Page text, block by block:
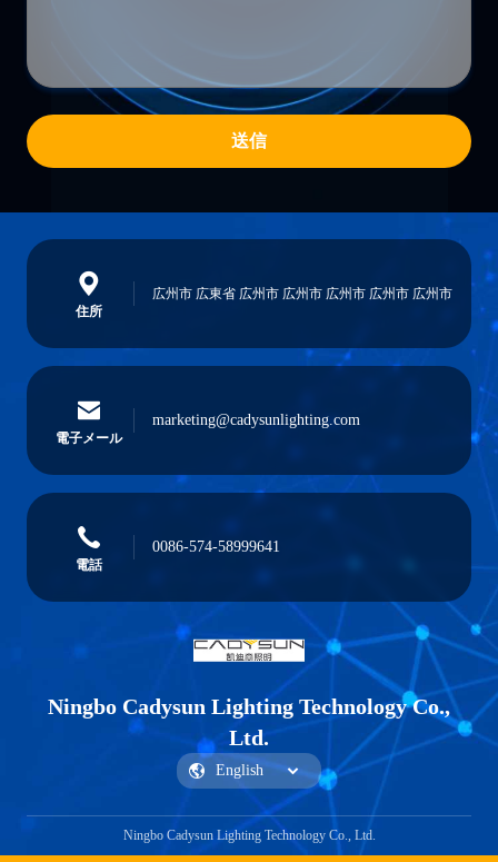
送信
住所
広州市 広東省 広州市 広州市 広州市 広州市 広州市
電子メール
marketing@cadysunlighting.com
電話
0086-574-58999641
Ningbo Cadysun Lighting Technology Co.,
Ltd.
Ningbo Cadysun Lighting Technology Co., Ltd.